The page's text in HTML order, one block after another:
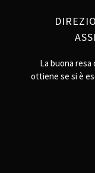
La buona
ottiene se si è